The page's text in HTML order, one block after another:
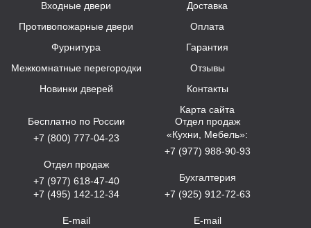
Входные двери
Противопожарные двери
Фурнитура
Межкомнатные перегородки
Новинки дверей
Доставка
Оплата
Гарантия
Отзывы
Контакты
Карта сайта
Бесплатно по России
+7 (800) 777-04-23
Отдел продаж
+7 (977) 618-47-40
+7 (495) 142-12-34
E-mail
Отдел продаж
«Кухни, Мебель»:
+7 (977) 988-90-93
Бухгалтерия
+7 (925) 912-72-63
E-mail